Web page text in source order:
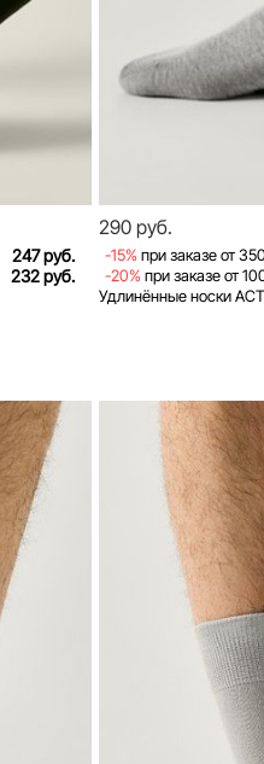
247 руб.
232 руб.
290 руб.
-15% при заказе от
-20% при заказе от
Удлинённые носки